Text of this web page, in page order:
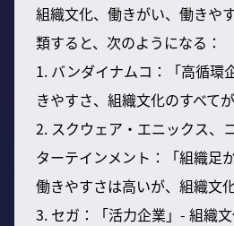
組織文化、働きがい、働きや
類すると、次のようになる：
1. バンダイナムコ：「高循環
きやすさ、組織文化のすべて
2. スクウェア・エニックス、
ターテインメント：「組織足
働きやすさは高いが、組織文
3. セガ：「活力企業」- 組織